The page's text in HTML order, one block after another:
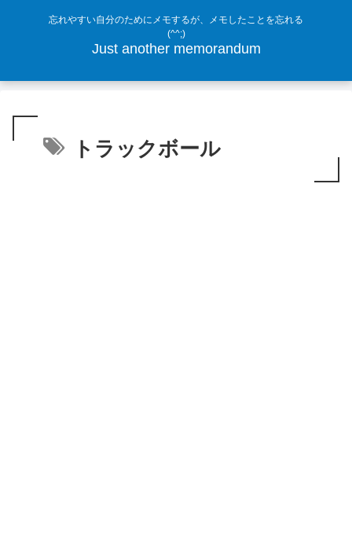
忘れやすい自分のためにメモするが、メモしたことを忘れる
(^^;)
Just another memorandum
トラックボール